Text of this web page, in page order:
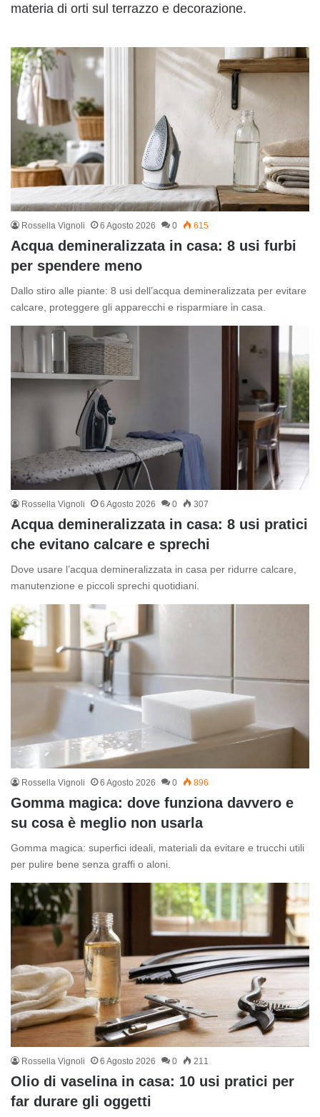
materia di orti sul terrazzo e decorazione.
Rossella Vignoli 6 Agosto 2026 0 615
Acqua demineralizzata in casa: 8 usi furbi
per spendere meno
Dallo stiro alle piante: 8 usi dell’acqua demineralizzata per evitare
calcare, proteggere gli apparecchi e risparmiare in casa.
Rossella Vignoli 6 Agosto 2026 0 307
Acqua demineralizzata in casa: 8 usi pratici
che evitano calcare e sprechi
Dove usare l’acqua demineralizzata in casa per ridurre calcare,
manutenzione e piccoli sprechi quotidiani.
Rossella Vignoli 6 Agosto 2026 0 896
Gomma magica: dove funziona davvero e
su cosa è meglio non usarla
Gomma magica: superfici ideali, materiali da evitare e trucchi utili
per pulire bene senza graffi o aloni.
Rossella Vignoli 6 Agosto 2026 0 211
Olio di vaselina in casa: 10 usi pratici per
far durare gli oggetti